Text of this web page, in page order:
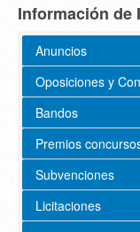
Información de
Anuncios
Oposiciones y
Bandos
Premios
Subvenciones
Licitaciones